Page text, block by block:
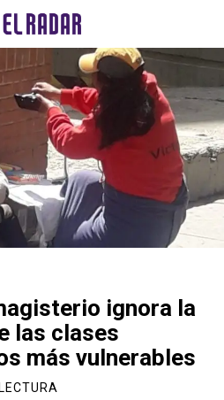
ignora la
las clases
más vulnerables